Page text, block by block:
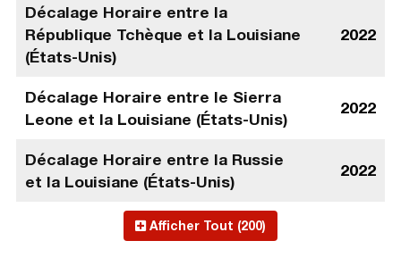
Décalage Horaire entre la
République Tchèque et la Louisiane
(États-Unis)
2022
Décalage Horaire entre le Sierra
Leone et la Louisiane (États-Unis)
2022
Décalage Horaire entre la Russie
et la Louisiane (États-Unis)
2022
Afficher Tout (200)